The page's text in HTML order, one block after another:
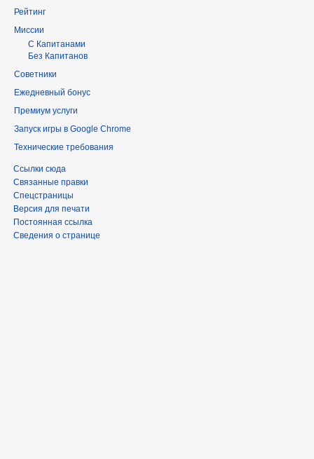
Рейтинг
Миссии
С Капитанами
Без Капитанов
Советники
Ежедневный бонус
Премиум услуги
Запуск игры в Google Chrome
Технические требования
Ссылки сюда
Связанные правки
Спецстраницы
Версия для печати
Постоянная ссылка
Сведения о странице